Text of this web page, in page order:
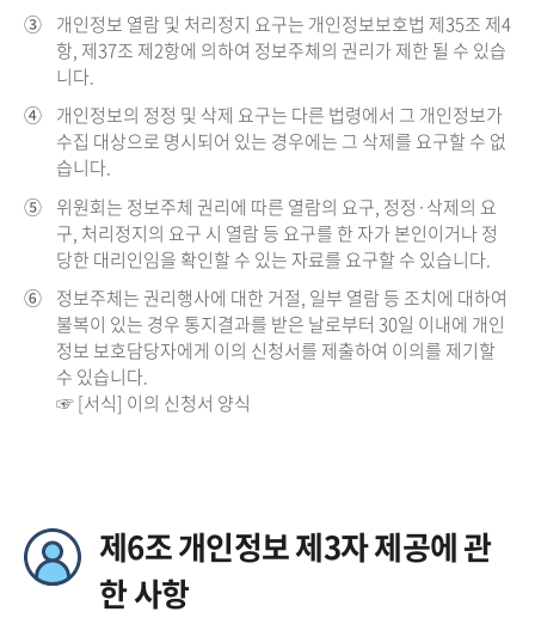
③ 개인정보 열람 및 처리정지 요구는 개인정보보호법 제35조 제4
항, 제37조 제2항에 의하여 정보주체의 권리가 제한 될 수 있습
니다.
④ 개인정보의 정정 및 삭제 요구는 다른 법령에서 그 개인정보가
수집 대상으로 명시되어 있는 경우에는 그 삭제를 요구할 수 없
습니다.
⑤ 위원회는 정보주체 권리에 따른 열람의 요구, 정정·삭제의 요
구, 처리정지의 요구 시 열람 등 요구를 한 자가 본인이거나 정
당한 대리인임을 확인할 수 있는 자료를 요구할 수 있습니다.
⑥ 정보주체는 권리행사에 대한 거절, 일부 열람 등 조치에 대하여
불복이 있는 경우 통지결과를 받은 날로부터 30일 이내에 개인
정보 보호담당자에게 이의 신청서를 제출하여 이의를 제기할
수 있습니다.
☞ [서식] 이의 신청서 양식
제6조 개인정보 제3자 제공에 관
한 사항